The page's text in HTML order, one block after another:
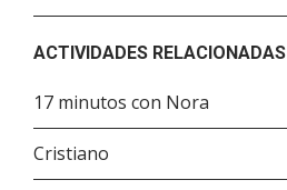
ACTIVIDADES RELACIONADAS
17 minutos con Nora
Cristiano